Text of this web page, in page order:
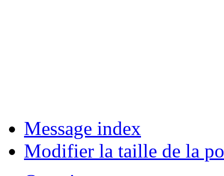
Message index
Modifier la taille de la